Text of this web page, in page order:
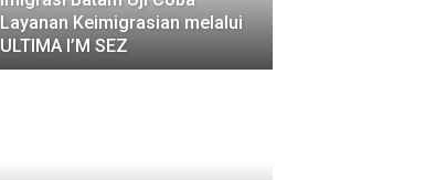
Layanan Keimigrasian melalui
ULTIMA I’M SEZ